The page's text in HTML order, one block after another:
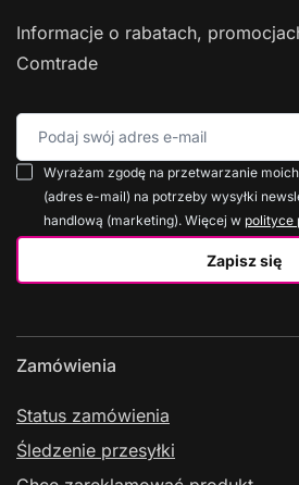
Informacje o rabatach,
Comtrade
Podaj swój adres e-mail
Zapisz się
Wyrażam zgodę na przetwarzanie
(adres e-mail) na potrzeby wysyłki
handlową (marketing). Więcej w polityce
Zamówienia
Status zamówienia
Śledzenie przesyłki